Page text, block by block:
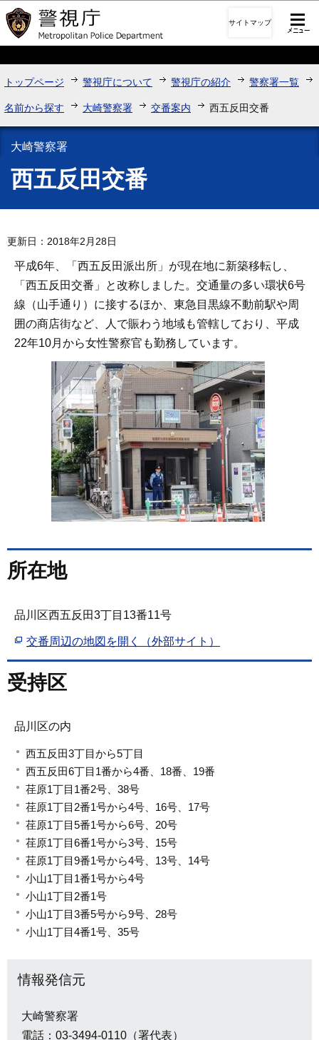
このページの本文へ移動
サイトマップ
トップページ 警視庁について 警視庁の紹介 警察署一覧
名前から探す 大崎警察署 交番案内 西五反田交番
大崎警察署
西五反田交番
更新日：2018年2月28日
平成6年、「西五反田派出所」が現在地に新築移転し、
「西五反田交番」と改称しました。交通量の多い環状6号
線（山手通り）に接するほか、東急目黒線不動前駅や周
囲の商店街など、人で賑わう地域も管轄しており、平成
22年10月から女性警察官も勤務しています。
所在地
品川区西五反田3丁目13番11号
交番周辺の地図を開く（外部サイト）
受持区
品川区の内
西五反田3丁目から5丁目
西五反田6丁目1番から4番、18番、19番
荏原1丁目1番2号、38号
荏原1丁目2番1号から4号、16号、17号
荏原1丁目5番1号から6号、20号
荏原1丁目6番1号から3号、15号
荏原1丁目9番1号から4号、13号、14号
小山1丁目1番1号から4号
小山1丁目2番1号
小山1丁目3番5号から9号、28号
小山1丁目4番1号、35号
情報発信元
大崎警察署
電話：03-3494-0110（署代表）